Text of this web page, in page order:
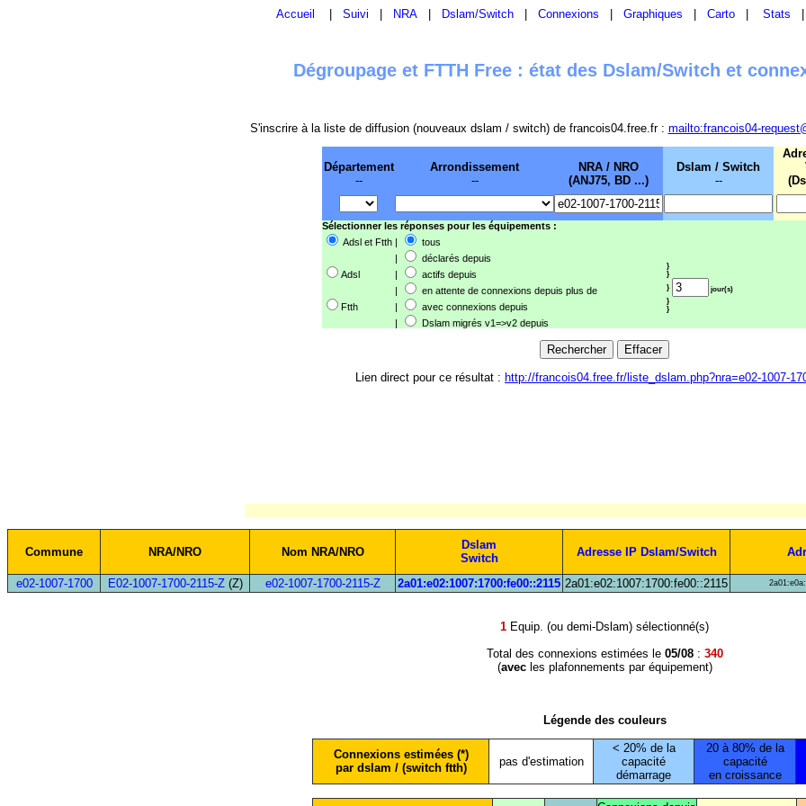
Accueil Suivi NRA Dslam/Switch Connexions Graphiques Carto Stats
Dégroupage et FTTH Free : état des Dslam/Switch et
S'inscrire à la liste de diffusion (nouveaux dslam / switch) de francois04.free.fr : mailto:francois04-
Département
--
Arrondissement
--
NRA / NRO
(ANJ75, BD ...)
Dslam / Switch
--
Sélectionner les réponses pour les équipements :
Adsl et Ftth |
tous
|
déclarés depuis
}
}
}
jour(s)
}
}
Adsl |
actifs depuis
|
en attente de connexions depuis plus de
Ftth
|
avec connexions depuis
|
Dslam migrés v1=>v2 depuis
Lien direct pour ce résultat : http://francois04.free.fr/liste_dslam.php?nra=e02-1007-
Commune NRA/NRO Nom NRA/NRO
Dslam
Switch
Adresse IP Dslam/Switch
e02-1007-1700
E02-1007-1700-2115-Z(Z) e02-1007-1700-2115-Z 2a01:e02:1007:1700:fe00::2115 2a01:e02:1007:1700:fe00::2115
1 Equip. (ou demi-Dslam) sélectionné(s)
Total des connexions estimées le 05/08: 340
(avecles plafonnements par équipement)
Légende des couleurs
Connexions estimées (*)
par dslam / (switch ftth)
pas d'estimation
< 20% de la
capacité
démarrage
20 à 80% de la
capacité
en croissance